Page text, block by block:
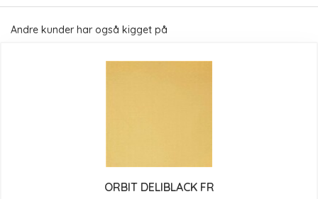
Andre kunder har også kigget på
ORBIT DELIBLACK FR